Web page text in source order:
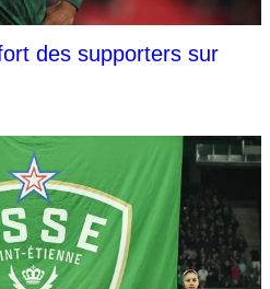
des supporters sur